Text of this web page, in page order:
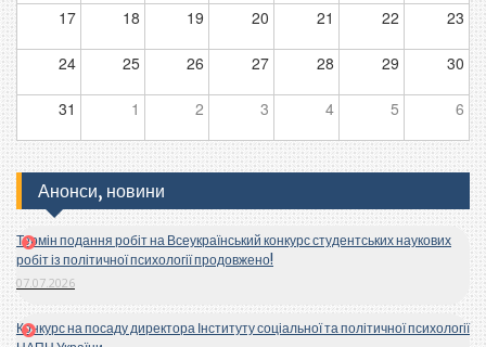
17 18 19 20 21 22 23
24 25 26 27 28 29 30
31 1 2 3 4 5 6
Анонси, новини
Термін подання робіт на Всеукраїнський конкурс студентських наукових
робіт із політичної психології продовжено!
07.07.2026
Конкурс на посаду директора Інституту соціальної та політичної психології